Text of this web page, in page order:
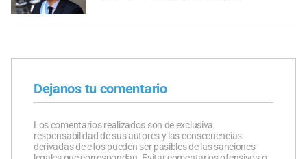
Dejanos tu comentario
Los comentarios realizados son de exclusiva
responsabilidad de sus autores y las consecuencias
derivadas de ellos pueden ser pasibles de las sanciones